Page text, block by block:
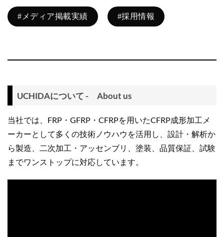
#メディア掲載実績 #採用情報
UCHIDAについて - About us
当社では、FRP・GFRP・CFRPを用いたCFRP成形加工メ
ーカーとして多くの技術ノウハウを活用し、設計・解析か
ら製造、二次加工・アッセンブリ、塗装、品質保証、試験
までワンストップに対応しています。